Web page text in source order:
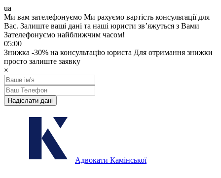
ua
Ми вам зателефонуємо Ми рахуємо вартість консультації для
Вас. Залиште ваші дані та наші юристи звʼяжуться з Вами
Зателефонуємо найближчим часом!
05:00
Знижка -30% на консультацію юриста Для отримання знижки
просто залиште заявку
×
Надіслати дані
Адвокати Камінської